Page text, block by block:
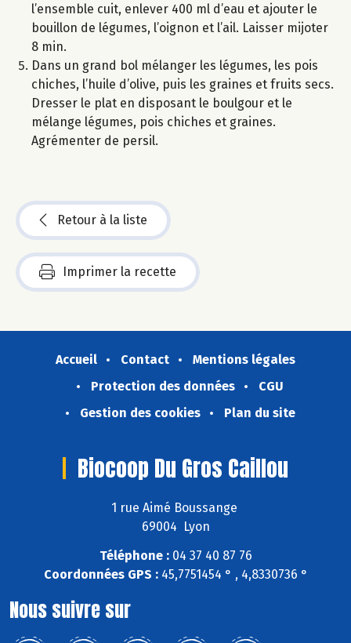
l’ensemble cuit, enlever 400 ml d’eau et ajouter le
bouillon de légumes, l’oignon et l’ail. Laisser mijoter
8 min.
Dans un grand bol mélanger les légumes, les pois
chiches, l’huile d’olive, puis les graines et fruits secs.
Dresser le plat en disposant le boulgour et le
mélange légumes, pois chiches et graines.
Agrémenter de persil.
Retour à la liste
Imprimer la recette
Accueil Contact
Mentions légales
Protection des données
CGU
Gestion des cookies
Plan du site
Biocoop Du Gros Caillou
1 rue Aimé Boussange
69004 Lyon
Téléphone :04 37 40 87 76
Coordonnées GPS :45,7751454 ° , 4,8330736 °
Nous suivre sur